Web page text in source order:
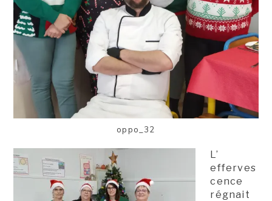
oppo_32
L’
efferves
cence
régnait